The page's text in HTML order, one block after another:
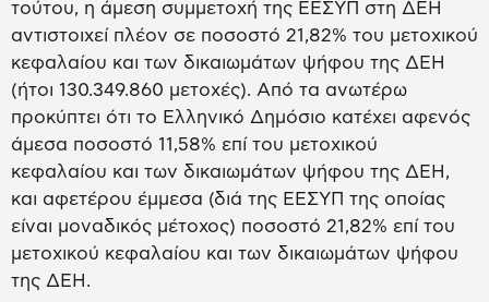
τούτου, η άμεση συμμετοχή της ΕΕΣΥΠ στη ΔΕΗ
αντιστοιχεί πλέον σε ποσοστό 21,82% του μετοχικού
κεφαλαίου και των δικαιωμάτων ψήφου της ΔΕΗ
(ήτοι 130.349.860 μετοχές). Από τα ανωτέρω
προκύπτει ότι το Ελληνικό Δημόσιο κατέχει αφενός
άμεσα ποσοστό 11,58% επί του μετοχικού
κεφαλαίου και των δικαιωμάτων ψήφου της ΔΕΗ,
και αφετέρου έμμεσα (διά της ΕΕΣΥΠ της οποίας
είναι μοναδικός μέτοχος) ποσοστό 21,82% επί του
μετοχικού κεφαλαίου και των δικαιωμάτων ψήφου
της ΔΕΗ.